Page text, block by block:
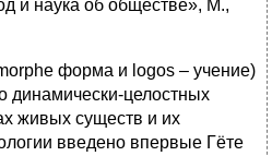
и наука об обществе», М.,
форма и logos – учение)
динамически-целостных
живых существ и их
введено впервые Гёте